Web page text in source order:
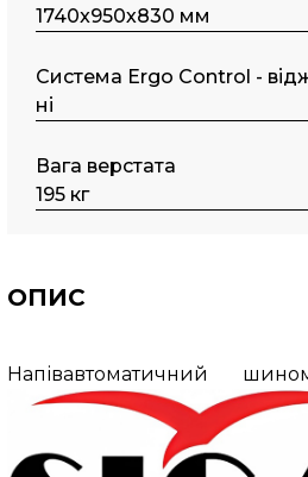
1740x950х830 мм
Система Ergo Control -
ні
Вага верстата
195 кг
ОПИС
Напівавтоматичний